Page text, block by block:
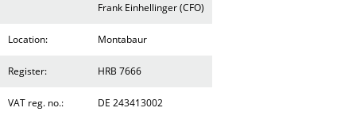
Frank Einhellinger (CFO)
Location: Montabaur
Register: HRB 7666
VAT reg. no.: DE 243413002